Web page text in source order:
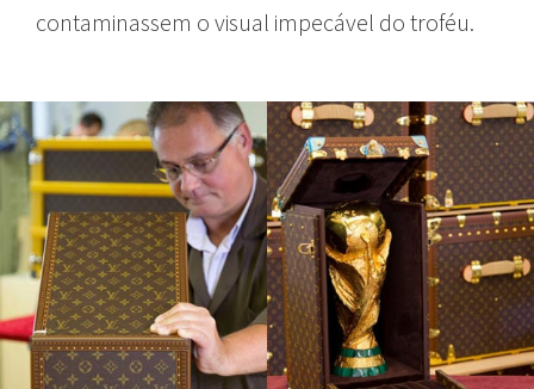
contaminassem o visual impecável do troféu.